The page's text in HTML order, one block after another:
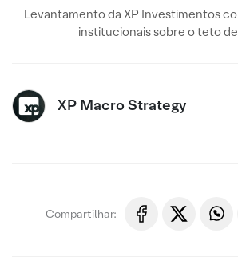
Levantamento da XP Investimentos
institucionais sobre o teto
XP Macro Strategy
Compartilhar: